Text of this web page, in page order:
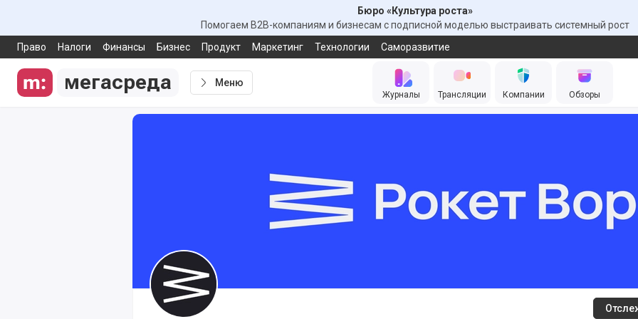
Бюро «Культура роста»
Помогаем B2B-компаниям и бизнесам с подписной моделью выстраивать системный рост
Право Налоги Финансы Бизнес Продукт Маркетинг Технологии Саморазвитие
мегасреда Меню
Журналы Трансляции Компании Обзоры